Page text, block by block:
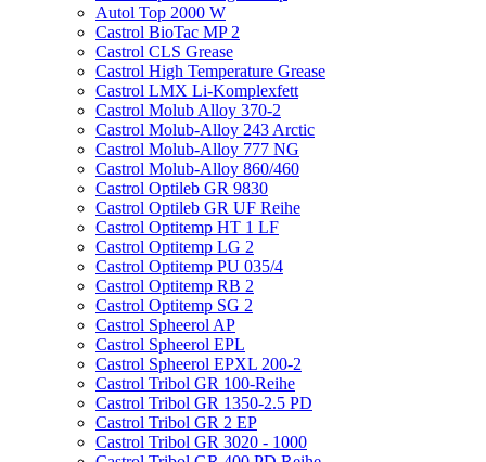
Autol Top 2000 W
Castrol BioTac MP 2
Castrol CLS Grease
Castrol High Temperature Grease
Castrol LMX Li-Komplexfett
Castrol Molub Alloy 370-2
Castrol Molub-Alloy 243 Arctic
Castrol Molub-Alloy 777 NG
Castrol Molub-Alloy 860/460
Castrol Optileb GR 9830
Castrol Optileb GR UF Reihe
Castrol Optitemp HT 1 LF
Castrol Optitemp LG 2
Castrol Optitemp PU 035/4
Castrol Optitemp RB 2
Castrol Optitemp SG 2
Castrol Spheerol AP
Castrol Spheerol EPL
Castrol Spheerol EPXL 200-2
Castrol Tribol GR 100-Reihe
Castrol Tribol GR 1350-2.5 PD
Castrol Tribol GR 2 EP
Castrol Tribol GR 3020 - 1000